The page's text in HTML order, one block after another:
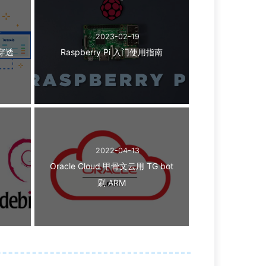
透
2023-02-19
Raspberry Pi 入门使用指南
2022-04-13
Oracle Cloud 甲骨文云用 TG bot
刷 ARM